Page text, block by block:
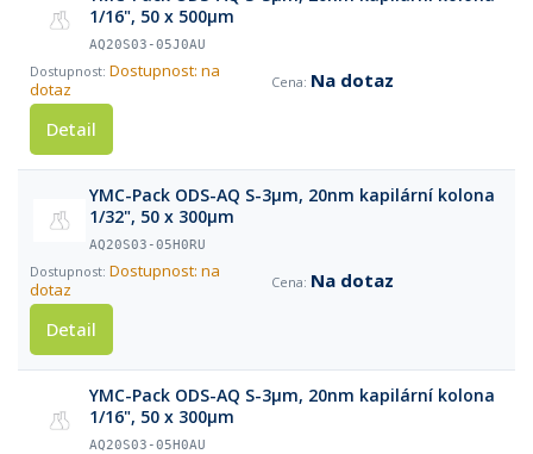
1/16", 50 x 500µm
AQ20S03-05J0AU
Dostupnost: na
dotaz
Na dotaz
Detail
YMC-Pack ODS-AQ S-3µm, 20nm kapilární kolona
1/32", 50 x 300µm
AQ20S03-05H0RU
Dostupnost: na
dotaz
Na dotaz
Detail
YMC-Pack ODS-AQ S-3µm, 20nm kapilární kolona
1/16", 50 x 300µm
AQ20S03-05H0AU